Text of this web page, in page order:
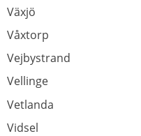
Växjö
Våxtorp
Vejbystrand
Vellinge
Vetlanda
Vidsel